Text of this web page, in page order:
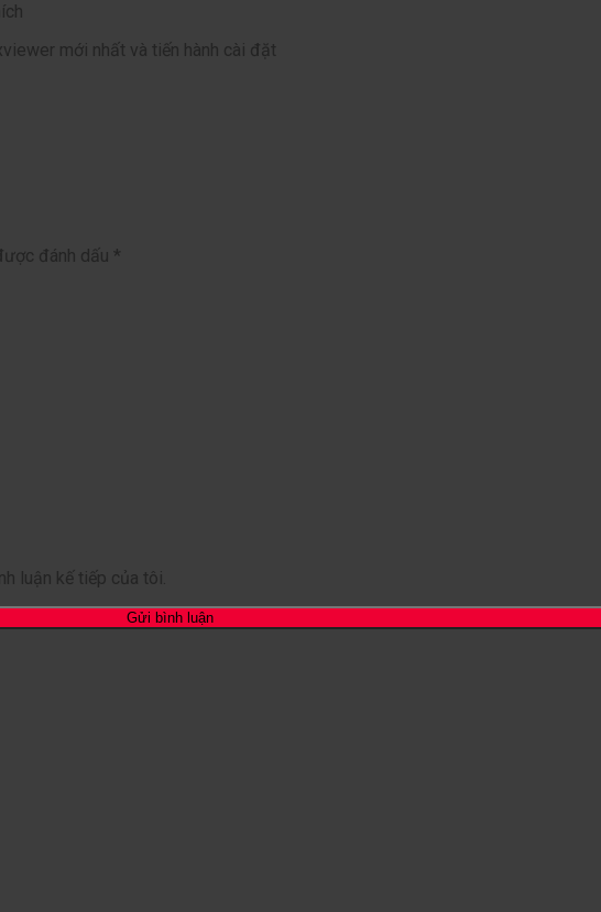
mới nhất và tiến hành cài đặt
đánh dấu *
luận kế tiếp của tôi.